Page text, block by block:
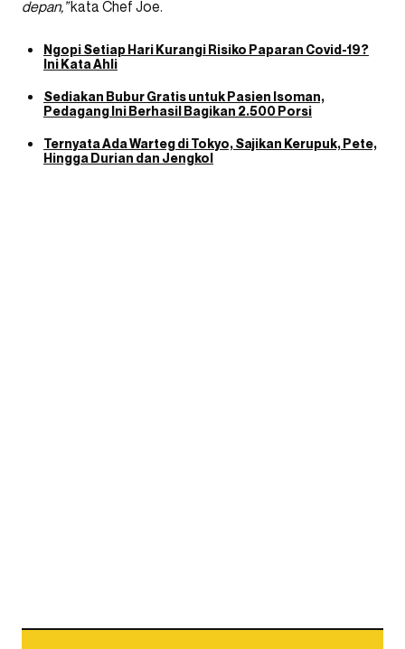
depan,”kata Chef Joe.
Ngopi Setiap Hari Kurangi Risiko Paparan Covid-19?
Ini Kata Ahli
Sediakan Bubur Gratis untuk Pasien Isoman,
Pedagang Ini Berhasil Bagikan 2.500 Porsi
Ternyata Ada Warteg di Tokyo, Sajikan Kerupuk, Pete,
Hingga Durian dan Jengkol